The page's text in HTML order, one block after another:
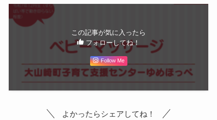
この記事が気に入ったら
フォローしてね！
Follow Me
よかったらシェアしてね！